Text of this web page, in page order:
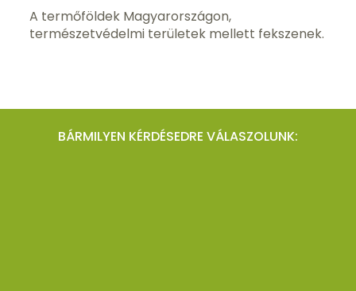
A termőföldek Magyarországon,
természetvédelmi területek mellett fekszenek.
BÁRMILYEN KÉRDÉSEDRE VÁLASZOLUNK: